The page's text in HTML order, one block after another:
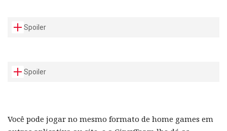
Spoiler
Spoiler
Você pode jogar no mesmo formato de home games em